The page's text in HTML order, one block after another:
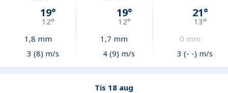
19°
12°
1,8 mm
3 (8) m/s
19°
12°
1,7 mm
4 (9) m/s
21°
13°
0 mm
3 (- -) m/s
Tis 18 aug